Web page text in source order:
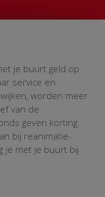
je buurt geld op
service en
worden meer
van de
geven korting
bij reanimatie-
je met je buurt bij